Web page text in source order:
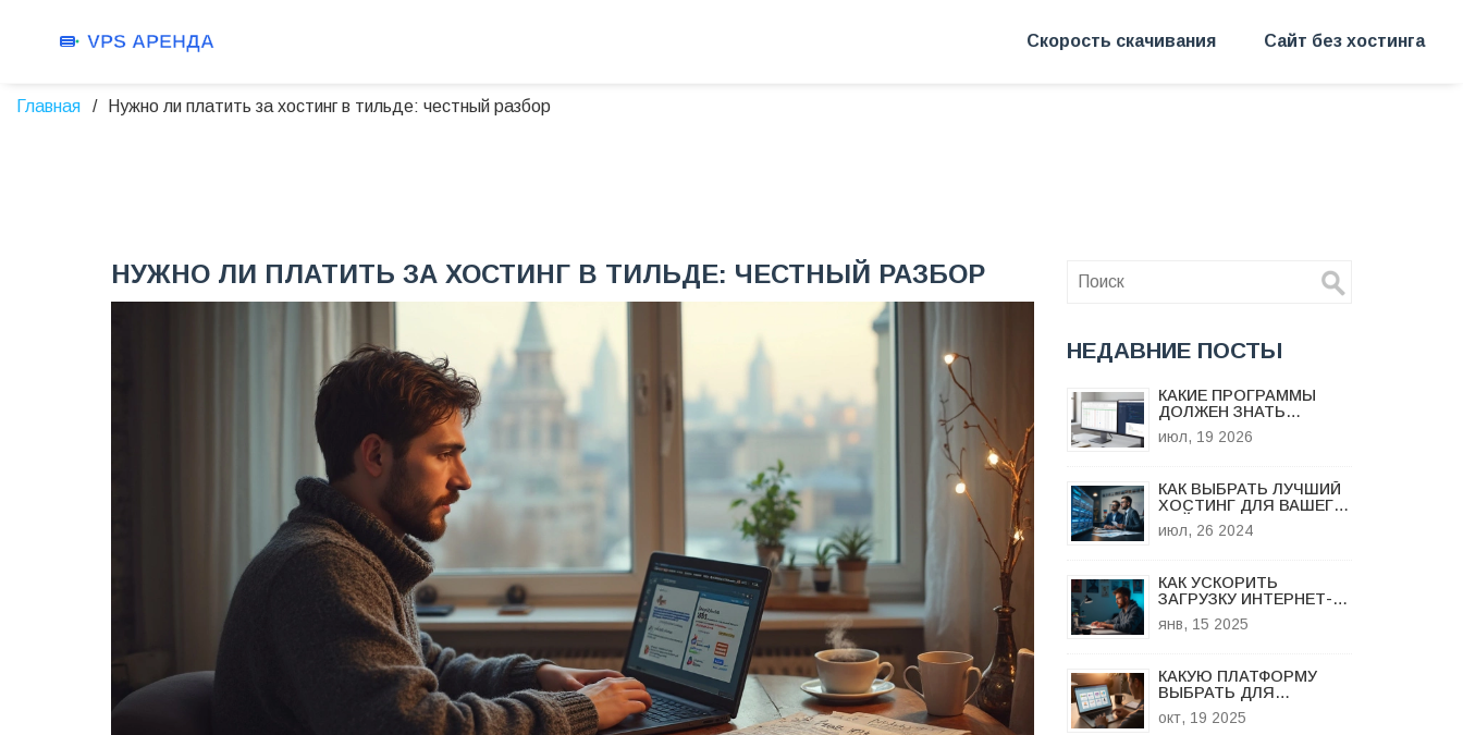
Скорость скачивания Сайт без хостинга
Главная Нужно ли платить за хостинг в тильде: честный разбор
НУЖНО ЛИ ПЛАТИТЬ ЗА ХОСТИНГ В ТИЛЬДЕ: ЧЕСТНЫЙ РАЗБОР
НЕДАВНИЕ ПОСТЫ
КАКИЕ ПРОГРАММЫ
ДОЛЖЕН ЗНАТЬ
АНАЛИТИК В 2026 ГОДУ:
ПОЛНЫЙ СПИСОК
июл, 19 2026
КАК ВЫБРАТЬ ЛУЧШИЙ
ХОСТИНГ ДЛЯ ВАШЕГО
САЙТА: СОВЕТЫ И
РЕКОМЕНДАЦИИ
июл, 26 2024
КАК УСКОРИТЬ
ЗАГРУЗКУ ИНТЕРНЕТ-
СТРАНИЦ В БРАУЗЕРЕ
янв, 15 2025
КАКУЮ ПЛАТФОРМУ
ВЫБРАТЬ ДЛЯ
ИНТЕРНЕТ‑МАГАЗИНА:
ПОЛНОЕ
окт, 19 2025